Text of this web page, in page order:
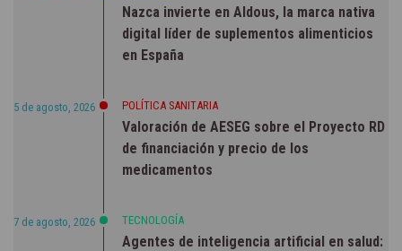
Nazca invierte en Aldous, la marca nativa
digital líder de suplementos alimenticios
en España
5 de agosto, 2026 POLÍTICA SANITARIA
Valoración de AESEG sobre el Proyecto RD
de financiación y precio de los
medicamentos
7 de agosto, 2026 TECNOLOGÍA
Agentes de inteligencia artificial en salud: